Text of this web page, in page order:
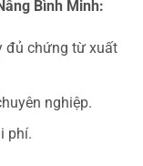
Bình Minh:
đủ chứng từ xuất
nghiệp.
phí.